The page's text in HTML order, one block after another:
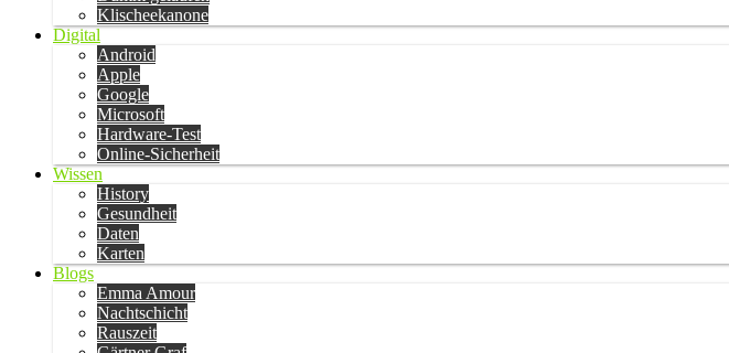
Klischeekanone
Digital
Android
Apple
Google
Microsoft
Hardware-Test
Online-Sicherheit
Wissen
History
Gesundheit
Daten
Karten
Blogs
Emma Amour
Nachtschicht
Rauszeit